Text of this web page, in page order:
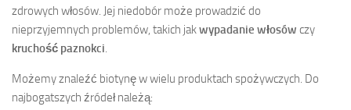
zdrowych włosów. Jej niedobór może prowadzić do
nieprzyjemnych problemów, takich jakwypadanie włosów czy
kruchość paznokci.
Możemy znaleźć biotynę w wielu produktach spożywczych. Do
najbogatszych źródeł należą: